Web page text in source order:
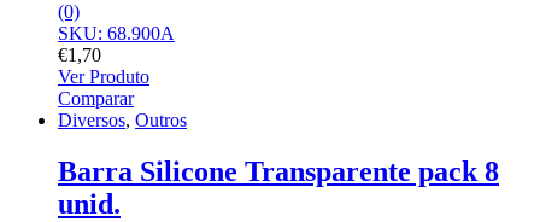
(0)
SKU: 68.900A
€1,70
Ver Produto
Comparar
Diversos, Outros
Barra Silicone Transparente pack 8
unid.